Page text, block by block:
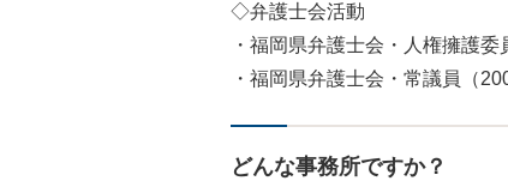
◇弁護士会活動
・福岡県弁護士会・人権擁護委
・福岡県弁護士会・常議員（
どんな事務所ですか？